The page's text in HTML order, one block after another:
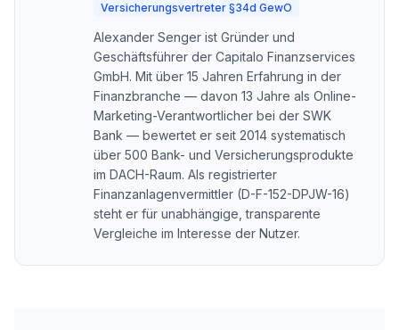
Versicherungsvertreter §34d GewO
Alexander Senger ist Gründer und
Geschäftsführer der Capitalo Finanzservices
GmbH. Mit über 15 Jahren Erfahrung in der
Finanzbranche — davon 13 Jahre als Online-
Marketing-Verantwortlicher bei der SWK
Bank — bewertet er seit 2014 systematisch
über 500 Bank- und Versicherungsprodukte
im DACH-Raum. Als registrierter
Finanzanlagenvermittler (D-F-152-DPJW-16)
steht er für unabhängige, transparente
Vergleiche im Interesse der Nutzer.